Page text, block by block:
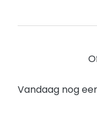
Vandaag nog